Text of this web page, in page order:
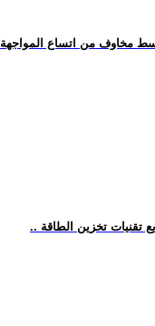
مخاوف من اتساع المواجهة
تقنيات تخزين الطاقة